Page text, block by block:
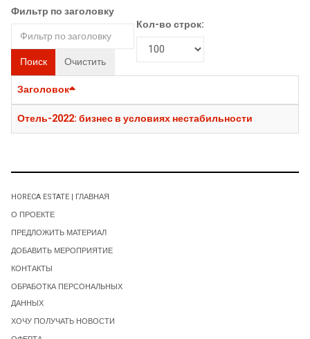
Фильтр по заголовку
Поиск Очистить
Кол-во строк:
Заголовок
Отель-2022: бизнес в условиях нестабильности
HORECA ESTATE | ГЛАВНАЯ
О ПРОЕКТЕ
ПРЕДЛОЖИТЬ МАТЕРИАЛ
ДОБАВИТЬ МЕРОПРИЯТИЕ
КОНТАКТЫ
ОБРАБОТКА ПЕРСОНАЛЬНЫХ
ДАННЫХ
ХОЧУ ПОЛУЧАТЬ НОВОСТИ